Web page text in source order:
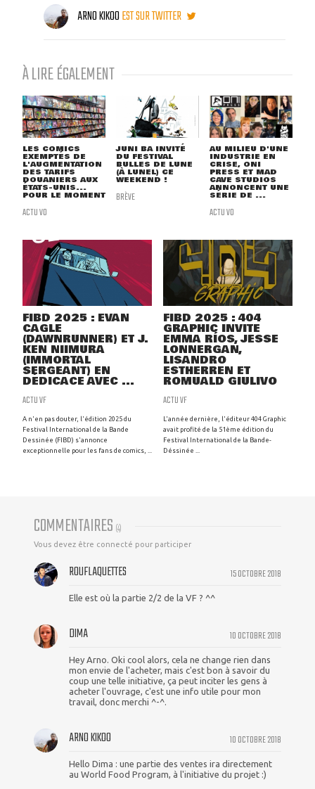
ARNO KIKOOEST SUR TWITTER
À LIRE ÉGALEMENT
LES COMICS
EXEMPTÉS DE
L'AUGMENTATION
DES TARIFS
DOUANIERS AUX
ÉTATS-UNIS...
POUR LE MOMENT
ACTU VO
JUNI BA INVITÉ
DU FESTIVAL
BULLES DE LUNE
(À LUNEL) CE
WEEKEND !
BRÈVE
AU MILIEU D'UNE
INDUSTRIE EN
CRISE, ONI
PRESS ET MAD
CAVE STUDIOS
ANNONCENT UNE
SÉRIE DE ...
ACTU VO
FIBD 2025 : EVAN
CAGLE
(DAWNRUNNER) ET J.
KEN NIIMURA
(IMMORTAL
SERGEANT) EN
DÉDICACE AVEC ...
ACTU VF
A n'en pas douter, l'édition 2025 du
Festival International de la Bande
Dessinée (FIBD) s'annonce
exceptionnelle pour les fans de comics, ...
FIBD 2025 : 404
GRAPHIC INVITE
EMMA RÍOS, JESSE
LONNERGAN,
LISANDRO
ESTHERREN ET
ROMUALD GIULIVO
ACTU VF
L'année dernière, l'éditeur 404 Graphic
avait profité de la 51ème édition du
Festival International de la Bande-
Déssinée ...
COMMENTAIRES (4)
Vous devez être connecté pour participer
15 OCTOBRE 2018
ROUFLAQUETTES
Elle est où la partie 2/2 de la VF ? ^^
10 OCTOBRE 2018
DIMA
Hey Arno. Oki cool alors, cela ne change rien dans
mon envie de l'acheter, mais c'est bon à savoir du
coup une telle initiative, ça peut inciter les gens à
acheter l'ouvrage, c'est une info utile pour mon
travail, donc merchi ^-^.
10 OCTOBRE 2018
ARNO KIKOO
Hello Dima : une partie des ventes ira directement
au World Food Program, à l'initiative du projet :)